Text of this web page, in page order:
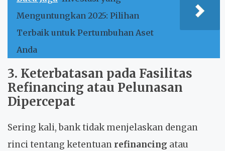
Menguntungkan 2025: Pilihan
Terbaik untuk Pertumbuhan Aset
Anda
3. Keterbatasan pada Fasilitas
Refinancing atau Pelunasan
Dipercepat
Sering kali, bank tidak menjelaskan dengan
rinci tentang ketentuan refinancing atau